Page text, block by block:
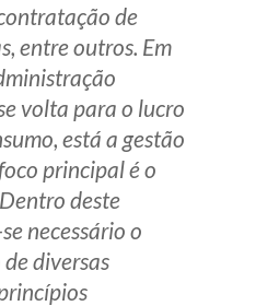
de
entre outros. Em
volta para o lucro
está a gestão
principal é o
deste
necessário o
diversas